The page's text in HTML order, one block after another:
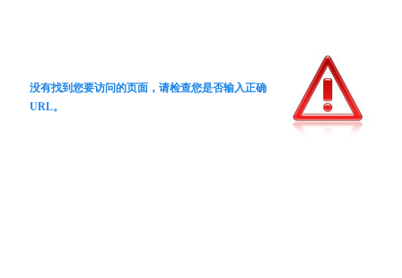
没有找到您要访问的页面，请检查您是否输入正确
URL。